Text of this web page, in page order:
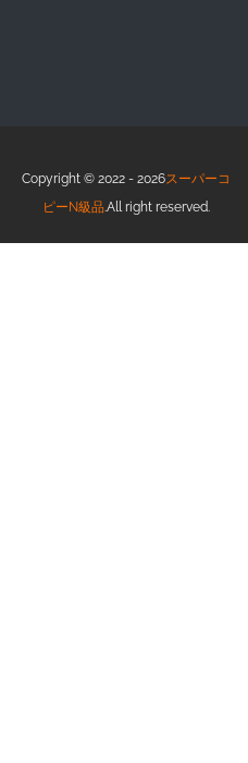
Copyright © 2022 - 2026スーパーコ
ピーN級品.All right reserved.